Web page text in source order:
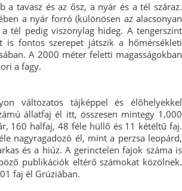
a tavasz és az ősz, a nyár és a tél száraz.
a nyár forró (különösen az alacsonyan
tél pedig viszonylag hideg. A tengerszint
is fontos szerepet játszik a hőmérsékleti
A 2000 méter feletti magasságokban
a fagy.
változatos tájképpel és élőhelyekkel
állatfaj él itt, összesen mintegy 1,000
160 halfaj, 48 féle hüllő és 11 kétéltű faj.
nagyragadozó él, mint a perzsa leopárd,
és a hiúz. A gerinctelen fajok száma is
publikációk eltérő számokat közölnek.
faj él Grúziában.